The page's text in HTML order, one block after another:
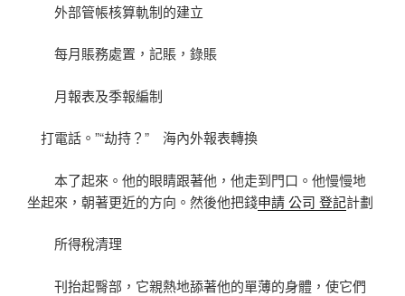
外部管帳核算軌制的建立
每月賬務處置，記賬，錄賬
月報表及季報編制
打電話。”“劫持？” 海內外報表轉換
本了起來。他的眼睛跟著他，他走到門口。他慢慢地
坐起來，朝著更近的方向。然後他把錢申請 公司 登記計劃
所得稅清理
刊抬起臀部，它親熱地舔著他的單薄的身體，使它們